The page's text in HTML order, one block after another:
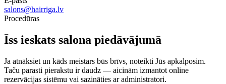
salons@hairriga.lv
Procedūras
Īss ieskats salona piedāvājumā
Ja atnāksiet un kāds meistars būs brīvs, noteikti Jūs apkalposim.
Taču parasti pierakstu ir daudz — aicinām izmantot online
rezervācijas sistēmu vai sazināties ar administratori.